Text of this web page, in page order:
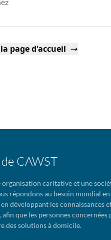
page d'accueil
CAWST
organisation caritative et une
répondons au besoin mondial
développant les connaissances
que les personnes concernées
des solutions à domicile.